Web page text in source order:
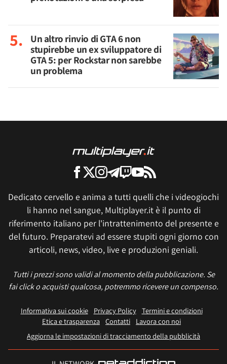
Un altro rinvio di GTA 6 non
stupirebbe un ex sviluppatore di
GTA 5: per Rockstar non sarebbe
un problema
Dedicato cervello e anima a tutti quelli che i videogiochi
li hanno nel sangue, Multiplayer.it è il punto di
riferimento italiano per l'intrattenimento del presente e
del futuro. Preparatevi ad essere stupiti ogni giorno con
articoli, news, video, live e produzioni geniali.
Tutti i prezzi sono validi al momento della pubblicazione. Se
fai click o acquisti qualcosa, potremmo ricevere un compenso.
Informativa sui cookie Privacy Policy
Termini e condizioni
Etica e trasparenza Contatti
Lavora con noi
Aggiorna le impostazioni di tracciamento della pubblicità